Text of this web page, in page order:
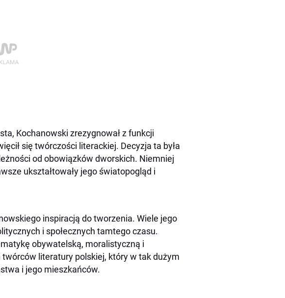
Kochanowski zrezygnował z funkcji
się twórczości literackiej. Decyzja ta była
od obowiązków dworskich. Niemniej
ukształtowały jego światopogląd i
inspiracją do tworzenia. Wiele jego
i społecznych tamtego czasu.
obywatelską, moralistyczną i
literatury polskiej, który w tak dużym
i jego mieszkańców.